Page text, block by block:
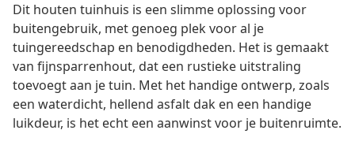
Dit houten tuinhuis is een slimme oplossing voor
buitengebruik, met genoeg plek voor al je
tuingereedschap en benodigdheden. Het is gemaakt
van fijnsparrenhout, dat een rustieke uitstraling
toevoegt aan je tuin. Met het handige ontwerp, zoals
een waterdicht, hellend asfalt dak en een handige
luikdeur, is het echt een aanwinst voor je buitenruimte.